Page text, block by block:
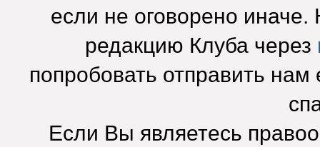
если не оговорено
редакцию Клуба через
попробовать отправить нам
Если Вы являетесь